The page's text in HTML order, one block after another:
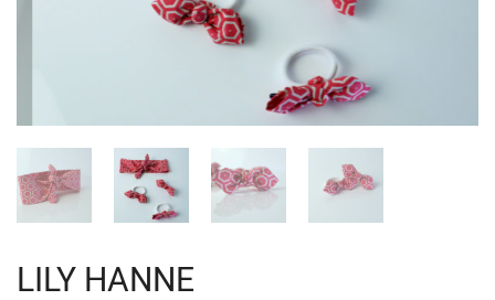
LILY HANNE